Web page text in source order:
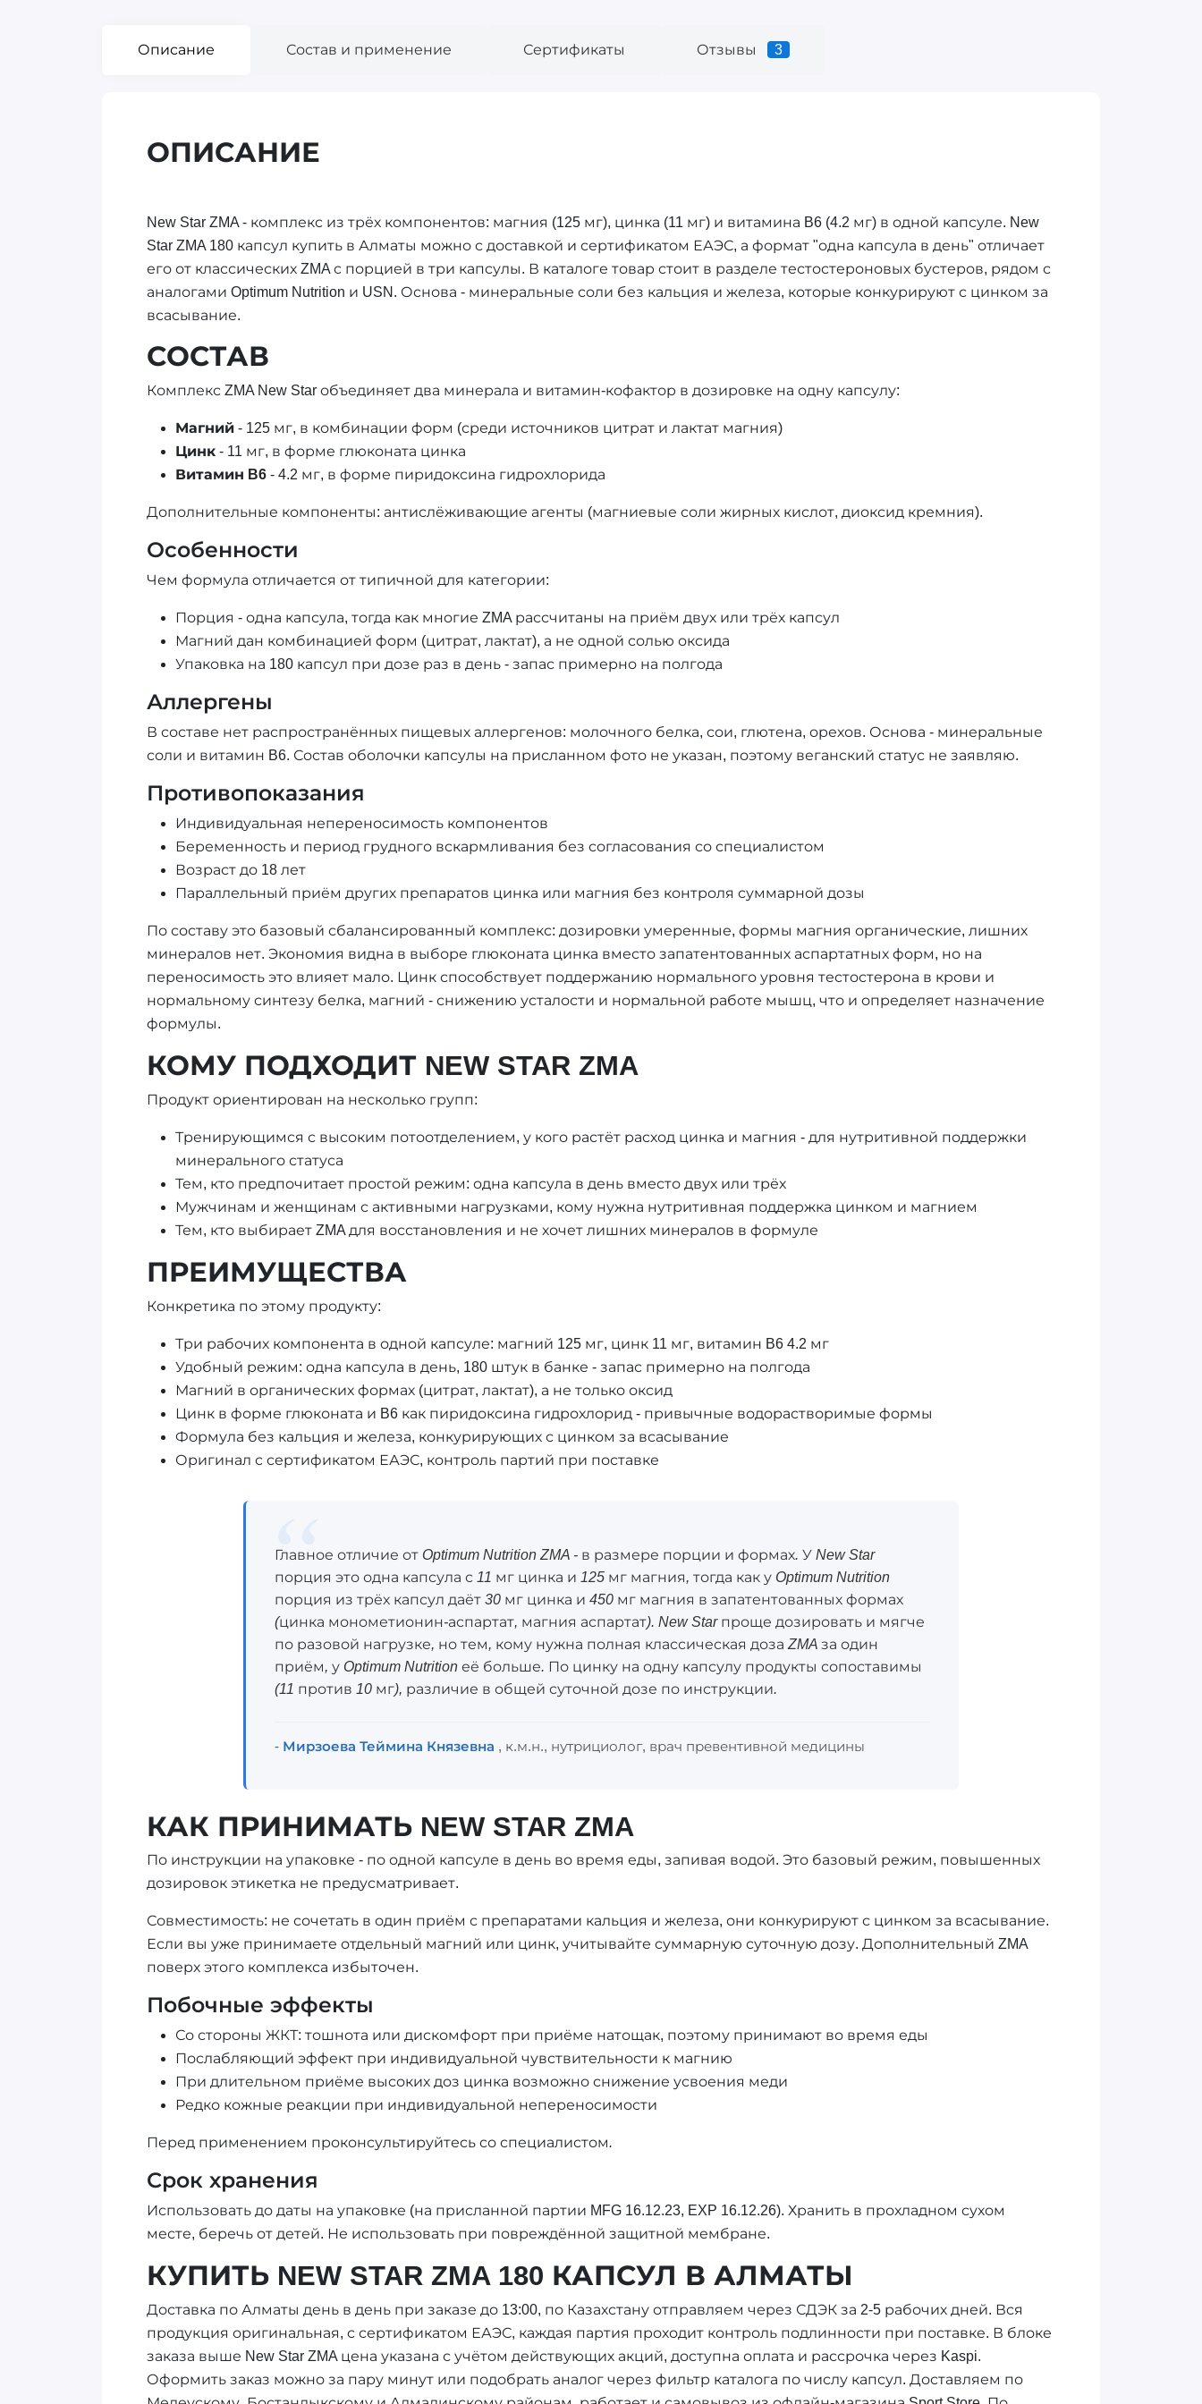
Описание Состав и применение Сертификаты Отзывы 3
ОПИСАНИЕ
New Star ZMA - комплекс из трёх компонентов: магния (125 мг), цинка (11 мг) и витамина B6 (4.2 мг) в одной капсуле. New
Star ZMA 180 капсул купить в Алматы можно с доставкой и сертификатом ЕАЭС, а формат "одна капсула в день" отличает
его от классических ZMA с порцией в три капсулы. В каталоге товар стоит в разделе тестостероновых бустеров, рядом с
аналогами Optimum Nutrition и USN. Основа - минеральные соли без кальция и железа, которые конкурируют с цинком за
всасывание.
СОСТАВ
Комплекс ZMA New Star объединяет два минерала и витамин-кофактор в дозировке на одну капсулу:
Магний- 125 мг, в комбинации форм (среди источников цитрат и лактат магния)
Цинк- 11 мг, в форме глюконата цинка
Витамин B6- 4.2 мг, в форме пиридоксина гидрохлорида
Дополнительные компоненты: антислёживающие агенты (магниевые соли жирных кислот, диоксид кремния).
Особенности
Чем формула отличается от типичной для категории:
Порция - одна капсула, тогда как многие ZMA рассчитаны на приём двух или трёх капсул
Магний дан комбинацией форм (цитрат, лактат), а не одной солью оксида
Упаковка на 180 капсул при дозе раз в день - запас примерно на полгода
Аллергены
В составе нет распространённых пищевых аллергенов: молочного белка, сои, глютена, орехов. Основа - минеральные
соли и витамин B6. Состав оболочки капсулы на присланном фото не указан, поэтому веганский статус не заявляю.
Противопоказания
Индивидуальная непереносимость компонентов
Беременность и период грудного вскармливания без согласования со специалистом
Возраст до 18 лет
Параллельный приём других препаратов цинка или магния без контроля суммарной дозы
По составу это базовый сбалансированный комплекс: дозировки умеренные, формы магния органические, лишних
минералов нет. Экономия видна в выборе глюконата цинка вместо запатентованных аспартатных форм, но на
переносимость это влияет мало. Цинк способствует поддержанию нормального уровня тестостерона в крови и
нормальному синтезу белка, магний - снижению усталости и нормальной работе мышц, что и определяет назначение
формулы.
КОМУ ПОДХОДИТ NEW STAR ZMA
Продукт ориентирован на несколько групп:
Тренирующимся с высоким потоотделением, у кого растёт расход цинка и магния - для нутритивной поддержки
минерального статуса
Тем, кто предпочитает простой режим: одна капсула в день вместо двух или трёх
Мужчинам и женщинам с активными нагрузками, кому нужна нутритивная поддержка цинком и магнием
Тем, кто выбирает ZMA для восстановления и не хочет лишних минералов в формуле
ПРЕИМУЩЕСТВА
Конкретика по этому продукту:
Три рабочих компонента в одной капсуле: магний 125 мг, цинк 11 мг, витамин B6 4.2 мг
Удобный режим: одна капсула в день, 180 штук в банке - запас примерно на полгода
Магний в органических формах (цитрат, лактат), а не только оксид
Цинк в форме глюконата и B6 как пиридоксина гидрохлорид - привычные водорастворимые формы
Формула без кальция и железа, конкурирующих с цинком за всасывание
Оригинал с сертификатом ЕАЭС, контроль партий при поставке
Главное отличие от Optimum Nutrition ZMA - в размере порции и формах. У New Star
порция это одна капсула с 11 мг цинка и 125 мг магния, тогда как у Optimum Nutrition
порция из трёх капсул даёт 30 мг цинка и 450 мг магния в запатентованных формах
(цинка монометионин-аспартат, магния аспартат). New Star проще дозировать и мягче
по разовой нагрузке, но тем, кому нужна полная классическая доза ZMA за один
приём, у Optimum Nutrition её больше. По цинку на одну капсулу продукты сопоставимы
(11 против 10 мг), различие в общей суточной дозе по инструкции.
- Мирзоева Теймина Князевна , к.м.н., нутрициолог, врач превентивной медицины
КАК ПРИНИМАТЬ NEW STAR ZMA
По инструкции на упаковке - по одной капсуле в день во время еды, запивая водой. Это базовый режим, повышенных
дозировок этикетка не предусматривает.
Совместимость: не сочетать в один приём с препаратами кальция и железа, они конкурируют с цинком за всасывание.
Если вы уже принимаете отдельный магний или цинк, учитывайте суммарную суточную дозу. Дополнительный ZMA
поверх этого комплекса избыточен.
Побочные эффекты
Со стороны ЖКТ: тошнота или дискомфорт при приёме натощак, поэтому принимают во время еды
Послабляющий эффект при индивидуальной чувствительности к магнию
При длительном приёме высоких доз цинка возможно снижение усвоения меди
Редко кожные реакции при индивидуальной непереносимости
Перед применением проконсультируйтесь со специалистом.
Срок хранения
Использовать до даты на упаковке (на присланной партии MFG 16.12.23, EXP 16.12.26). Хранить в прохладном сухом
месте, беречь от детей. Не использовать при повреждённой защитной мембране.
КУПИТЬ NEW STAR ZMA 180 КАПСУЛ В АЛМАТЫ
Доставка по Алматы день в день при заказе до 13:00, по Казахстану отправляем через СДЭК за 2-5 рабочих дней. Вся
продукция оригинальная, с сертификатом ЕАЭС, каждая партия проходит контроль подлинности при поставке. В блоке
заказа выше New Star ZMA цена указана с учётом действующих акций, доступна оплата и рассрочка через Kaspi.
Оформить заказ можно за пару минут или подобрать аналог через фильтр каталога по числу капсул. Доставляем по